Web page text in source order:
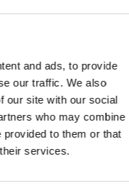
and ads, to provide
our traffic. We also
our site with our social
who may combine
provided to them or that
services.